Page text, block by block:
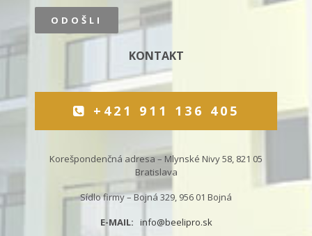
KONTAKT
+421 911 136 405
Korešpondenčná adresa – Mlynské Nivy 58, 821 05
Bratislava
Sídlo firmy – Bojná 329, 956 01 Bojná
E-MAIL: info@beelipro.sk